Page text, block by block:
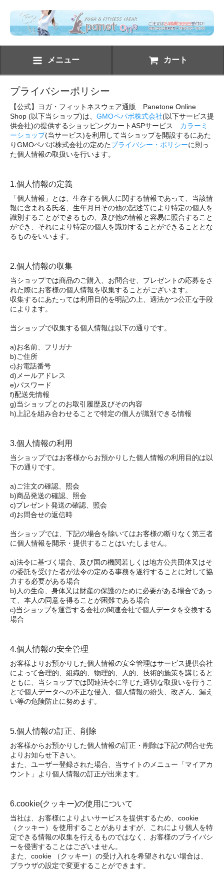
メニュー カート
プライバシーポリシー
【公式】ヨガ・フィットネスウェア通販 Panetone Online
Shop (以下当ショップ)は、 GMOペパボ株式会社(以下サービス提
供会社)の提供するショッピングカートASPサービス カラーミ
ーショップ(当サービス)を利用して当ショップを開設するにあた
りGMOペパボ株式会社の定めたプライバシー・ポリシーに則っ
た個人情報の取扱いを行います。
1.個人情報の定義
「個人情報」とは、生存する個人に関する情報であって、当該情
報に含まれる氏名、生年月日その他の記述等により特定の個人を
識別することができるもの、及び他の情報と容易に照合すること
ができ、それにより特定の個人を識別することができることとな
るものをいいます。
2.個人情報の収集
当ショップでは商品のご購入、お問合せ、プレゼントの応募をさ
れた際にお客様の個人情報を収集することがございます。
収集するにあたっては利用目的を明記の上、適法かつ公正な手段
によります。
当ショップで収集する個人情報は以下の通りです。
a)お名前、フリガナ
b)ご住所
c)お電話番号
d)メールアドレス
e)パスワード
f)配送先情報
g)当ショップとのお取引履歴及びその内容
h)上記を組み合わせることで特定の個人が識別できる情報
3.個人情報の利用
当ショップではお客様からお預かりした個人情報の利用目的は以
下の通りです。
a)ご注文の確認、照会
b)商品発送の確認、照会
c)プレゼント発送の確認、照会
d)お問合せの返信時
当ショップでは、下記の場合を除いてはお客様の断りなく第三者
に個人情報を開示・提供することはいたしません。
a)法令に基づく場合、及び国の機関若しくは地方公共団体又はそ
の委託を受けた者が法令の定める事務を遂行することに対して協
力する必要がある場合
b)人の生命、身体又は財産の保護のために必要がある場合であっ
て、本人の同意を得ることが困難である場合
c)当ショップを運営する会社の関連会社で個人データを交換する
場合
4.個人情報の安全管理
お客様よりお預かりした個人情報の安全管理はサービス提供会社
によって合理的、組織的、物理的、人的、技術的施策を講じると
ともに、当ショップでは関連法令に準じた適切な取扱いを行うこ
とで個人データへの不正な侵入、個人情報の紛失、改ざん、漏え
い等の危険防止に努めます。
5.個人情報の訂正、削除
お客様からお預かりした個人情報の訂正・削除は下記の問合せ先
よりお知らせ下さい。
また、ユーザー登録された場合、当サイトのメニュー「マイアカ
ウント」より個人情報の訂正が出来ます。
6.cookie(クッキー)の使用について
当社は、お客様によりよいサービスを提供するため、cookie
（クッキー）を使用することがありますが、これにより個人を特
定できる情報の収集を行えるものではなく、お客様のプライバシ
ーを侵害することはございません。
また、cookie （クッキー）の受け入れを希望されない場合は、
ブラウザの設定で変更することができます。